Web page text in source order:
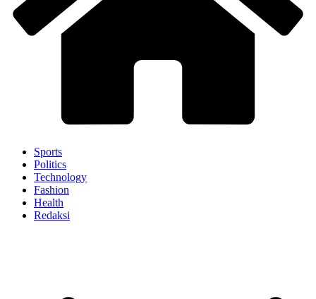
Sports
Politics
Technology
Fashion
Health
Redaksi